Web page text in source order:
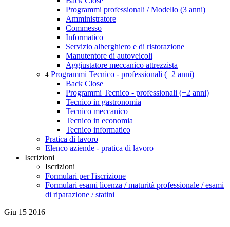
Programmi professionali / Modello (3 anni)
Amministratore
Commesso
Informatico
Servizio alberghiero e di ristorazione
Manutentore di autoveicoli
Aggiustatore meccanico attrezzista
4 Programmi Tecnico - professionali (+2 anni)
Back Close
Programmi Tecnico - professionali (+2 anni)
Tecnico in gastronomia
Tecnico meccanico
Tecnico in economia
Tecnico informatico
Pratica di lavoro
Elenco aziende - pratica di lavoro
Iscrizioni
Iscrizioni
Formulari per l'iscrizione
Formulari esami licenza / maturità professionale / esami
di riparazione / statini
Giu 15 2016